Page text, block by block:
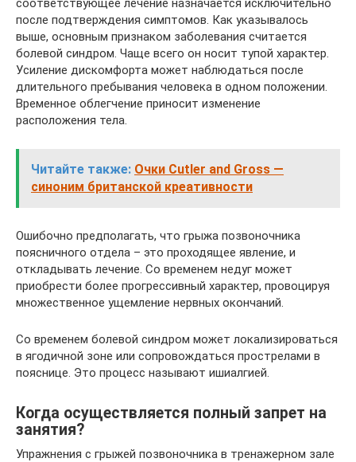
соответствующее лечение назначается исключительно
после подтверждения симптомов. Как указывалось
выше, основным признаком заболевания считается
болевой синдром. Чаще всего он носит тупой характер.
Усиление дискомфорта может наблюдаться после
длительного пребывания человека в одном положении.
Временное облегчение приносит изменение
расположения тела.
Читайте также: Очки Cutler and Gross —
синоним британской креативности
Ошибочно предполагать, что грыжа позвоночника
поясничного отдела – это проходящее явление, и
откладывать лечение. Со временем недуг может
приобрести более прогрессивный характер, провоцируя
множественное ущемление нервных окончаний.
Со временем болевой синдром может локализироваться
в ягодичной зоне или сопровождаться прострелами в
пояснице. Это процесс называют ишиалгией.
Когда осуществляется полный запрет на
занятия?
Упражнения с грыжей позвоночника в тренажерном зале